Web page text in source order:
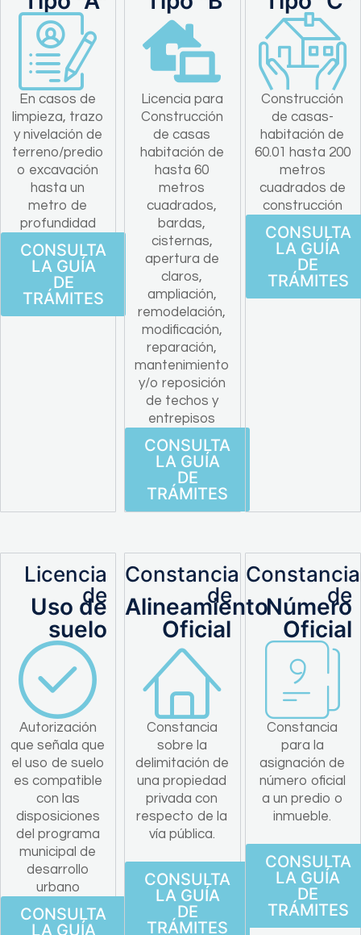
En casos de
limpieza, trazo
y nivelación de
terreno/predio
o excavación
hasta un
metro de
profundidad
CONSULTA
LA GUÍA
DE
TRÁMITES
Licencia para
Construcción
de casas
habitación de
hasta 60
metros
cuadrados,
bardas,
cisternas,
apertura de
claros,
ampliación,
remodelación,
modificación,
reparación,
mantenimiento
y/o reposición
de techos y
entrepisos
CONSULTA
LA GUÍA
DE
TRÁMITES
Construcción
de casas-
habitación de
60.01 hasta 200
metros
cuadrados de
construcción
CONSULTA
LA GUÍA
DE
TRÁMITES
Licencia
de
Uso de
suelo
Autorización
que señala que
el uso de suelo
es compatible
con las
disposiciones
del programa
municipal de
desarrollo
urbano
CONSULTA
LA GUÍA
Constancia
de
Alineamiento
Oficial
Constancia
sobre la
delimitación de
una propiedad
privada con
respecto de la
vía pública.
CONSULTA
LA GUÍA
DE
TRÁMITES
Constancia
de
Número
Oficial
Constancia
para la
asignación de
número oficial
a un predio o
inmueble.
CONSULTA
LA GUÍA
DE
TRÁMITES